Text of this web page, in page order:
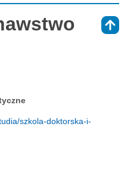
szkola-doktorska-i-